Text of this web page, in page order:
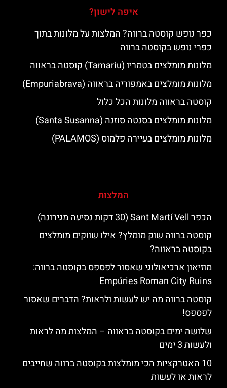
איפה לישון?
כפר נופש קוסטה ברווה? המלצות על מלונות בתוך
כפרי נופש בקוסטה ברווה
מלונות מומלצים בטמריו (Tamariu) קוסטה בראווה
מלונות מומלצים באמפוריה בראווה (Empuriabrava)
קוסטה בראווה מלונות הכל כלול
מלונות מומלצים בסנטה סוזנה (Santa Susanna)
מלונות מומלצים בעיירה פלמוס (PALAMOS)
המלצות
הכפר Sant Martí Vell (30 דקות נסיעה מגירונה)
קוסטה ברווה שוק מומלץ? אילו שווקים מומלצים
בקוסטה בראווה?
מוזיאון ארכיאולוגי שאסור לפספס בקוסטה ברווה:
Empúries Roman City Ruins
קוסטה ברווה מה יש לעשות ולראות? הדברים שאסור
לפספס!
שלושה ימים בקוסטה בראווה – המלצות מה לראות
ולעשות 3 ימים
10 האטרקציות הכי מומלצות בקוסטה ברווה שחייבים
לראות או לעשות